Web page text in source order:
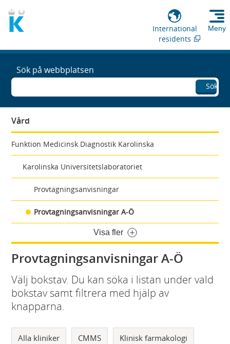
International
residents
Meny
Sök på webbplatsen
Sök
Vård
Funktion Medicinsk Diagnostik Karolinska
Karolinska Universitetslaboratoriet
Provtagningsanvisningar
Provtagningsanvisningar A-Ö
Visa fler
Provtagningsanvisningar A-Ö
Välj bokstav. Du kan söka i listan under vald
bokstav samt filtrera med hjälp av
knapparna.
Alla kliniker CMMS Klinisk farmakologi